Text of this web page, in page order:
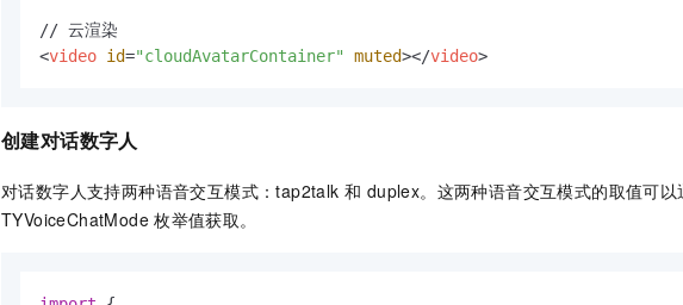
<video id="cloudAvatarContainer" muted></video>
创建对话数字人
对话数字人支持两种语音交互模式：tap2talk 和 duplex。这两种语音交互模式的取值可以
TYVoiceChatMode 枚举值获取。